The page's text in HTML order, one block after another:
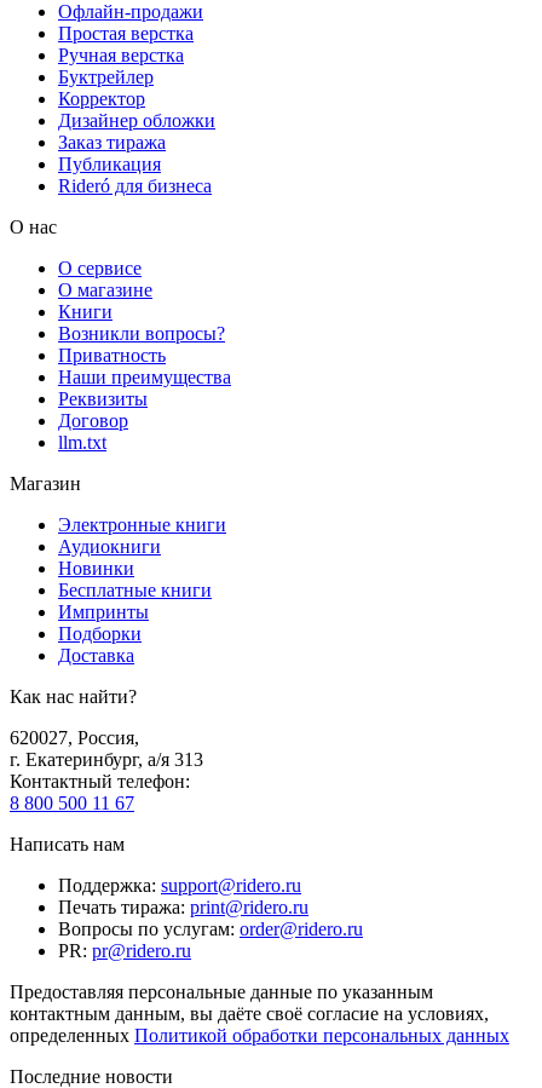
Офлайн-продажи
Простая верстка
Ручная верстка
Буктрейлер
Корректор
Дизайнер обложки
Заказ тиража
Публикация
Rideró для бизнеса
О нас
О сервисе
О магазине
Книги
Возникли вопросы?
Приватность
Наши преимущества
Реквизиты
Договор
llm.txt
Магазин
Электронные книги
Аудиокниги
Новинки
Бесплатные книги
Импринты
Подборки
Доставка
Как нас найти?
620027, Россия,
г. Екатеринбург, а/я 313
Контактный телефон:
8 800 500 11 67
Написать нам
Поддержка: support@ridero.ru
Печать тиража: print@ridero.ru
Вопросы по услугам: order@ridero.ru
PR: pr@ridero.ru
Предоставляя персональные данные по указанным
контактным данным, вы даёте своё согласие на условиях,
определенных Политикой обработки персональных данных
Последние новости